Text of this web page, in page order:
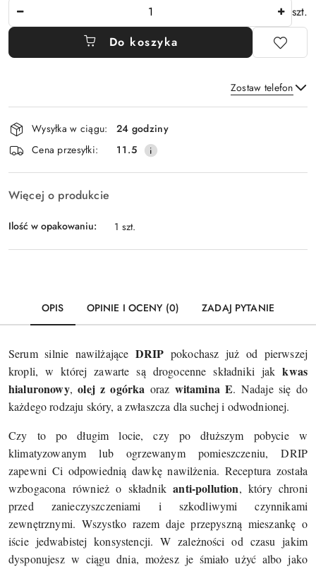
szt.
Do koszyka
Zostaw telefon
Wyślij
Dostępność
i
dostawa
Wysyłka w ciągu:
24 godziny
Cena przesyłki:
11.5
Więcej o produkcie
Ilość w opakowaniu: 1 szt.
OPIS OPINIE I OCENY (0) ZADAJ PYTANIE
Serum silnie nawilżające DRIP pokochasz już od pierwszej
kropli, w której zawarte są drogocenne składniki jakkwas
hialuronowy,olej z ogórka oraz witamina E. Nadaje się do
każdego rodzaju skóry, a zwłaszcza dla suchej i odwodnionej.
Czy to po długim locie, czy po dłuższym pobycie w
klimatyzowanym lub ogrzewanym pomieszczeniu, DRIP
zapewni Ci odpowiednią dawkę nawilżenia. Receptura została
wzbogacona również o składnikanti-pollution, który chroni
przed zanieczyszczeniami i szkodliwymi czynnikami
zewnętrznymi. Wszystko razem daje przepyszną mieszankę o
iście jedwabistej konsystencji.W zależności od czasu jakim
dysponujesz w ciągu dnia, możesz je śmiało użyć albo jako